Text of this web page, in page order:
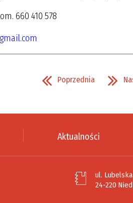
660 410 578
Poprzednia
Aktualności
ul. Lubelska
24-220